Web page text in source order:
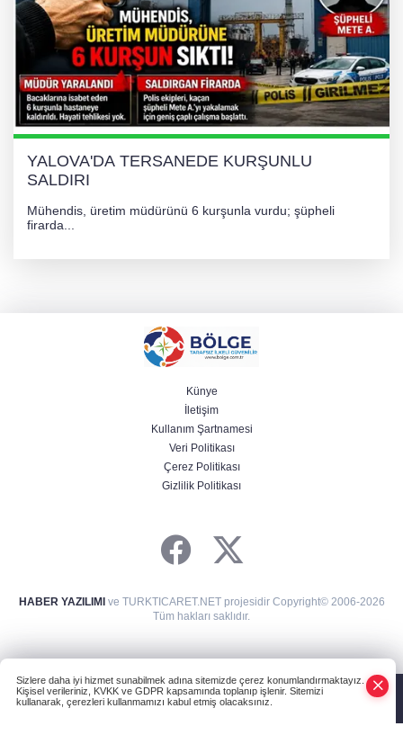
YALOVA'DA TERSANEDE KURŞUNLU
SALDIRI
Mühendis, üretim müdürünü 6 kurşunla vurdu; şüpheli
firarda...
Künye
İletişim
Kullanım Şartnamesi
Veri Politikası
Çerez Politikası
Gizlilik Politikası
HABER YAZILIMIve TURKTICARET.NET projesidir Copyright© 2006-2026
Tüm hakları saklıdır.
Sizlere daha iyi hizmet sunabilmek adına sitemizde çerez konumlandırmaktayız.
Kişisel verileriniz, KVKK ve GDPR kapsamında toplanıp işlenir. Sitemizi
kullanarak, çerezleri kullanmamızı kabul etmiş olacaksınız.